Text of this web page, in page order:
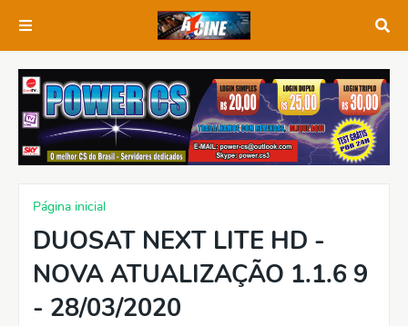
Página inicial
DUOSAT NEXT LITE HD -
NOVA ATUALIZAÇÃO 1.1.6 9
- 28/03/2020